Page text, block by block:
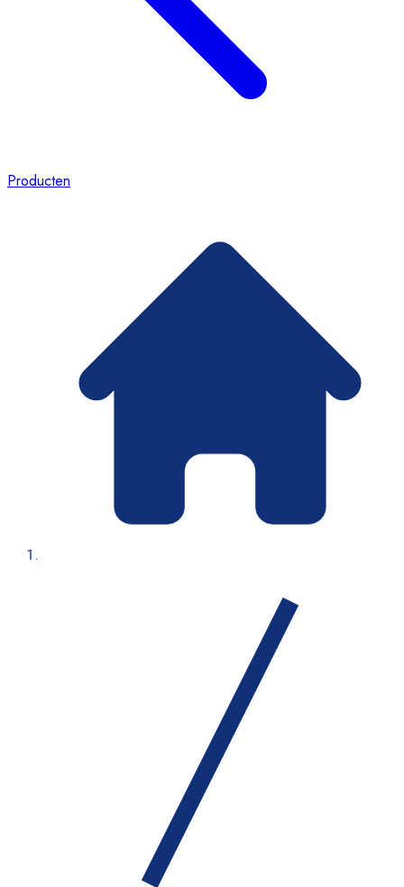
Producten